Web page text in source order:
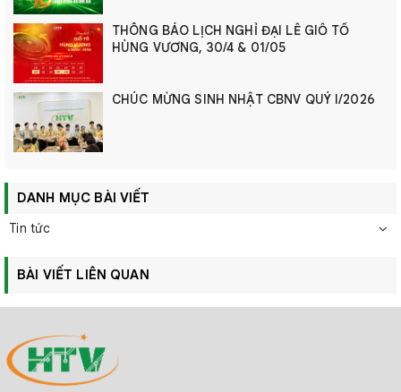
THÔNG BÁO LỊCH NGHỈ ĐẠI LỄ GIỖ TỔ
HÙNG VƯƠNG, 30/4 & 01/05
CHÚC MỪNG SINH NHẬT CBNV QUÝ I/2026
DANH MỤC BÀI VIẾT
Tin tức
BÀI VIẾT LIÊN QUAN